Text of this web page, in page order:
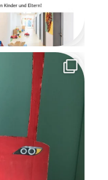
im
eine
an